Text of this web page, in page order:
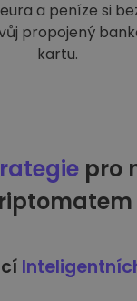
a peníze si
propojený
kartu.
pro